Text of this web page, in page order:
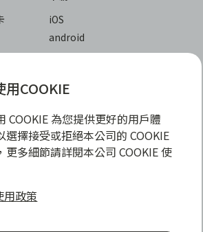
iOS
android
，理性理財最安心
融沒有代辦公司及代辦業務，也未與代辦
提供實體銀行提款卡或實體信用卡，請提
評估財務狀況，理性理財最安心。總費用年
，實際費用率，仍以各合作商家提供之商
限公司 Chailease Consumer Finance
用COOKIE
COOKIE 為您提供更好的用戶體
選擇接受或拒絕本公司的 COOKIE
更多細節請詳閱本公司 COOKIE 使
用政策